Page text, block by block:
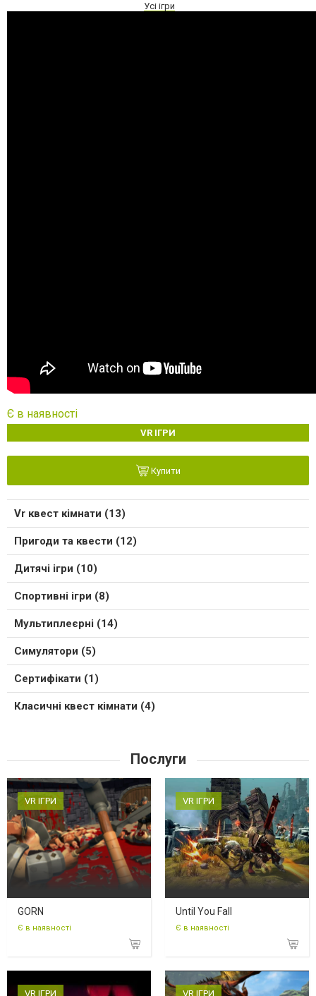
Усі ігри
Є в наявності
VR ІГРИ
Купити
Vr квест кімнати (13)
Пригоди та квести (12)
Дитячі ігри (10)
Спортивні ігри (8)
Мультиплеєрні (14)
Симулятори (5)
Сертифікати (1)
Класичні квест кімнати (4)
Послуги
VR ІГРИ
GORN
Є в наявності
VR ІГРИ
Until You Fall
Є в наявності
VR ІГРИ VR ІГРИ